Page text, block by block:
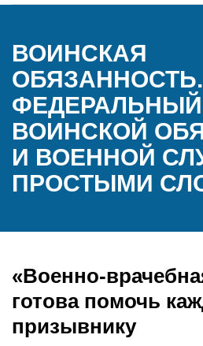
ВОИНСКАЯ
ОБЯЗАННОСТЬ.
ФЕДЕРАЛЬНЫЙ
ВОИНСКОЙ
И ВОЕННОЙ
ПРОСТЫМИ
«Военно-
готова помочь
призывнику